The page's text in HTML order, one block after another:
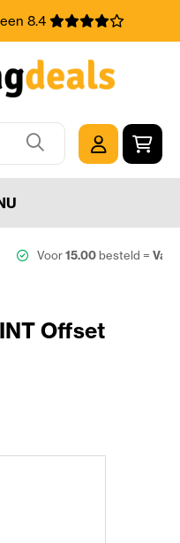
8.4
Voor15.00besteld =
Offset